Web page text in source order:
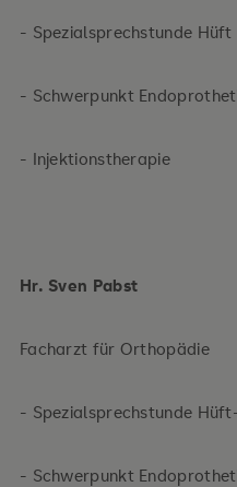
- Spezialsprechstunde
- Schwerpunkt
- Injektionstherapie
Hr. Sven Pabst
Facharzt für Orthopädie
- Spezialsprechstunde
- Schwerpunkt